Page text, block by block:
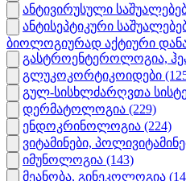
ანტივირუსული
ანტისეპტიკური
ბიოლოგიურად აქტიური
გასტროენტეროლოგია,
გლუკოკორტიკოიდები
გულ-სისხლძარღვთა
დერმატოლოგია (229)
ენდოკრინოლოგია (224)
ვიტამინები,
იმუნოლოგია (143)
მეანობა, გინეკოლოგია